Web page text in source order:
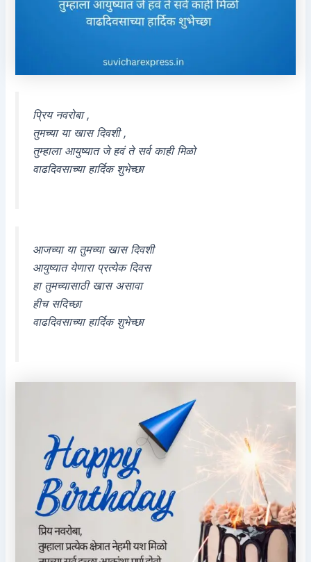
प्रिय नवरोबा ,
तुमच्या या खास दिवशी ,
तुम्हाला आयुष्यात जे हवं ते सर्व काही मिळो
वाढदिवसाच्या हार्दिक शुभेच्छा
आजच्या या तुमच्या खास दिवशी
आयुष्यात येणारा प्रत्येक दिवस
हा तुमच्यासाठी खास असावा
हीच सदिच्छा
वाढदिवसाच्या हार्दिक शुभेच्छा